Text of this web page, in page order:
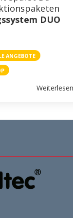
DUO
ANGEBOTE
Weiterlesen